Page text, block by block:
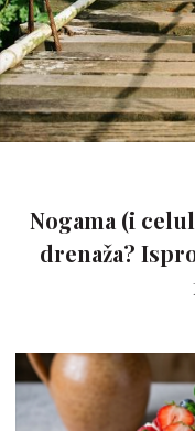
Nogama (i
drenaža?